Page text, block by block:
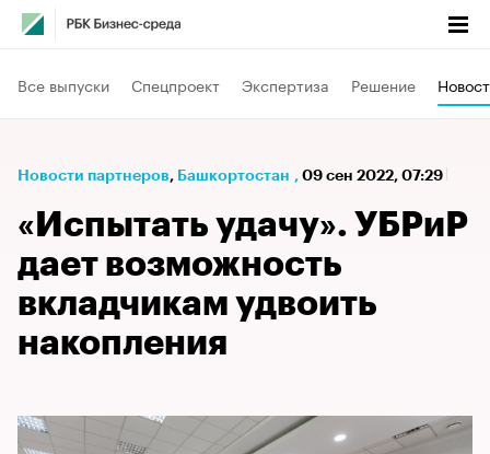
Все выпуски Спецпроект Экспертиза Решение
Новости партнеров⁠, Башкортостан , 09 сен 2022, 07:29
«Испытать удачу». УБРиР
дает возможность
вкладчикам удвоить
накопления